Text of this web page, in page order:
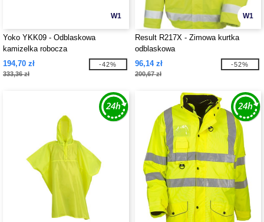
W1
Yoko YKK09 - Odblaskowa
kamizelka robocza
194,70 zł
333,36 zł
-42%
W1
Result R217X - Zimowa kurtka
odblaskowa
96,14 zł
200,67 zł
-52%